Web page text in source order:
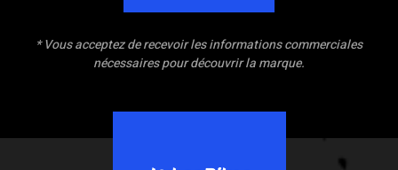
* Vous acceptez de recevoir les informations commerciales
nécessaires pour découvrir la marque.